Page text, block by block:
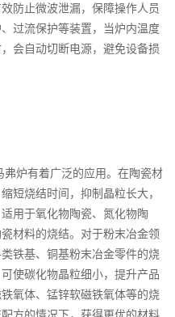
防止微波泄漏，保障操作人员
过流保护等装置，当炉内温度
会自动切断电源，避免设备损
炉有着广泛的应用。在陶瓷材
短烧结时间，抑制晶粒长大，
用于氧化物陶瓷、氮化物陶
材料的烧结。对于粉末冶金领
铁基、铜基粉末冶金零件的烧
使碳化物晶粒细小，提升产品
氧体、锰锌软磁铁氧体等的烧